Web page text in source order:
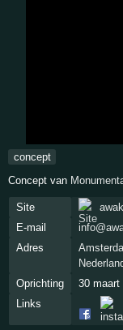
concept
Concept van
Site
E-mail
Adres
Oprichting
30 maart
Links